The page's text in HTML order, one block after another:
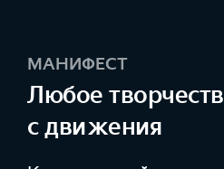
МАНИФЕСТ
Любое
с движения